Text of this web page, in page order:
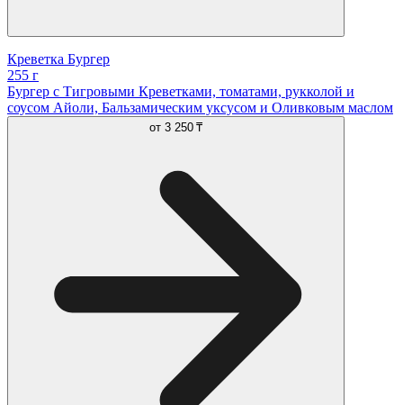
Креветка Бургер
255 г
Бургер с Тигровыми Креветками, томатами, рукколой и
соусом Айоли, Бальзамическим уксусом и Оливковым маслом
от 3 250 ₸